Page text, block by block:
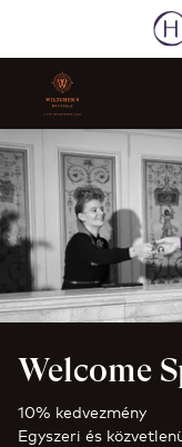
Dia: 1 of 1
Welcome
10% kedvezmény
Egyszeri és